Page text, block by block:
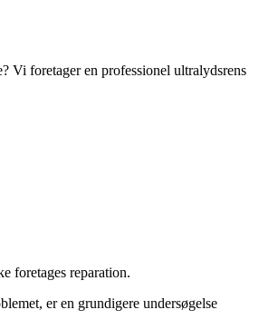
Vi foretager en professionel ultralydsrens
foretages reparation.
er en grundigere undersøgelse